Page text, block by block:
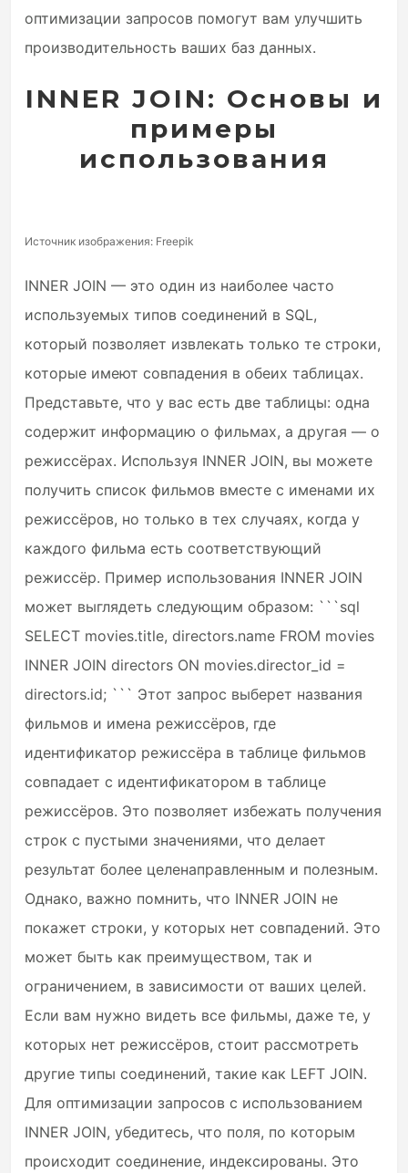
оптимизации запросов помогут вам улучшить
производительность ваших баз данных.
INNER JOIN: Основы и
примеры
использования
Источник изображения: Freepik
INNER JOIN — это один из наиболее часто
используемых типов соединений в SQL,
который позволяет извлекать только те строки,
которые имеют совпадения в обеих таблицах.
Представьте, что у вас есть две таблицы: одна
содержит информацию о фильмах, а другая — о
режиссёрах. Используя INNER JOIN, вы можете
получить список фильмов вместе с именами их
режиссёров, но только в тех случаях, когда у
каждого фильма есть соответствующий
режиссёр. Пример использования INNER JOIN
может выглядеть следующим образом: ```sql
SELECT movies.title, directors.name FROM movies
INNER JOIN directors ON movies.director_id =
directors.id; ``` Этот запрос выберет названия
фильмов и имена режиссёров, где
идентификатор режиссёра в таблице фильмов
совпадает с идентификатором в таблице
режиссёров. Это позволяет избежать получения
строк с пустыми значениями, что делает
результат более целенаправленным и полезным.
Однако, важно помнить, что INNER JOIN не
покажет строки, у которых нет совпадений. Это
может быть как преимуществом, так и
ограничением, в зависимости от ваших целей.
Если вам нужно видеть все фильмы, даже те, у
которых нет режиссёров, стоит рассмотреть
другие типы соединений, такие как LEFT JOIN.
Для оптимизации запросов с использованием
INNER JOIN, убедитесь, что поля, по которым
происходит соединение, индексированы. Это